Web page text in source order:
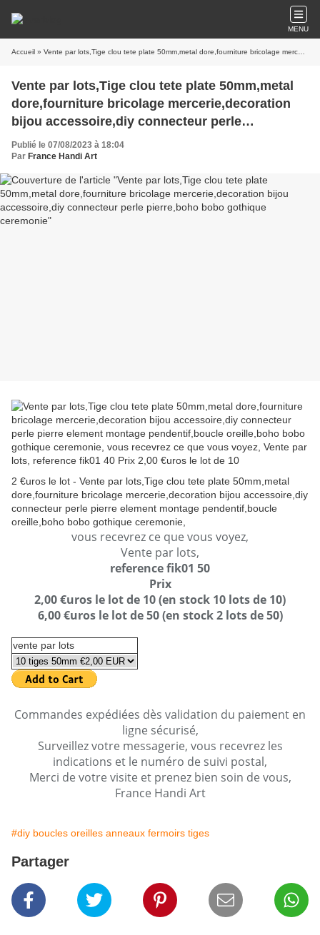
MENU
Accueil » Vente par lots,Tige clou tete plate 50mm,metal dore,fourniture bricolage mercerie,decoration bijou accessoire,diy connecteur perle pierre,boho bobo gothique ceremonie
Vente par lots,Tige clou tete plate 50mm,metal
dore,fourniture bricolage mercerie,decoration
bijou accessoire,diy connecteur perle
pierre,boho bobo gothique ceremonie
Publié le 07/08/2023 à 18:04
Par France Handi Art
2 €uros le lot - Vente par lots,Tige clou tete plate 50mm,metal
dore,fourniture bricolage mercerie,decoration bijou accessoire,diy
connecteur perle pierre element montage pendentif,boucle
oreille,boho bobo gothique ceremonie,
vous recevrez ce que vous voyez,
Vente par lots,
reference fik01 50
Prix
2,00 €uros le lot de 10 (en stock 10 lots de 10)
6,00 €uros le lot de 50 (en stock 2 lots de 50)
vente par lots
Commandes expédiées dès validation du paiement en
ligne sécurisé,
Surveillez votre messagerie, vous recevrez les
indications et le numéro de suivi postal,
Merci de votre visite et prenez bien soin de vous,
France Handi Art
#diy boucles oreilles anneaux fermoirs tiges
Partager